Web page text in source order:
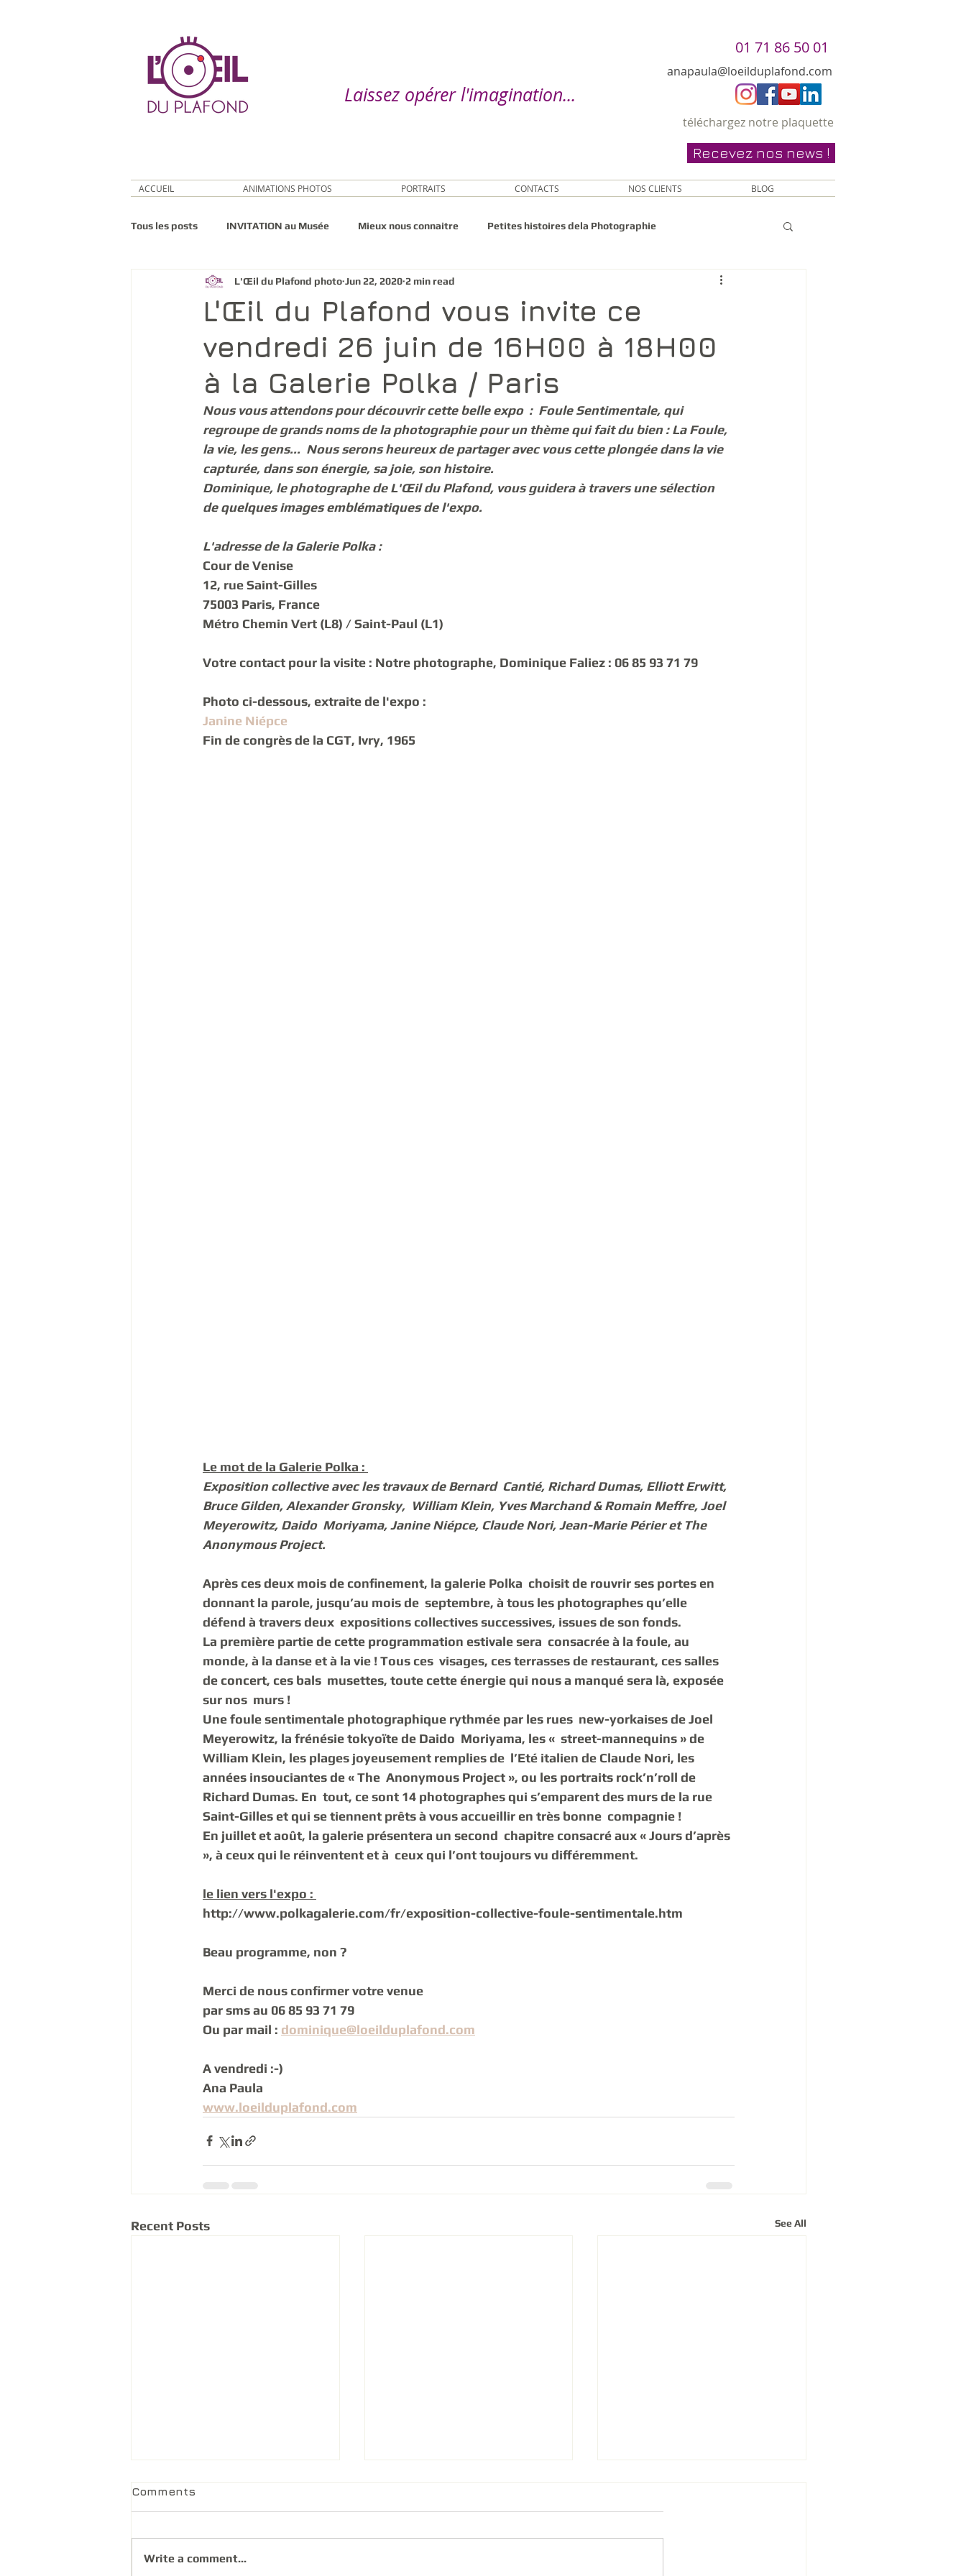
Laissez opérer l'imagination...
01 71 86 50 01
anapaula@loeilduplafond.com
téléchargez notre plaquette
Recevez nos news !
ACCUEIL ANIMATIONS PHOTOS PORTRAITS CONTACTS NOS CLIENTS BLOG
Tous les posts INVITATION au Musée Mieux nous connaitre Petites histoires dela Photographie
L'Œil du Plafond explore
L'Œil du Plafond vous invite ce
vendredi 26 juin de 16H00 à 18H00
à la Galerie Polka / Paris
L'Œil du Plafond photo Jun 22, 2020 2 min read
Nous vous attendons pour découvrir cette belle expo  : Foule Sentimentale, qui
regroupe de grands noms de la photographie pour un thème qui fait du bien : La Foule,
la vie, les gens...  Nous serons heureux de partager avec vous cette plongée dans la vie
capturée, dans son énergie, sa joie, son histoire.
Dominique, le photographe de L'Œil du Plafond, vous guidera à travers une sélection
de quelques images emblématiques de l'expo.
L'adresse de la Galerie Polka :
Cour de Venise
12, rue Saint-Gilles
75003 Paris, France
Métro Chemin Vert (L8) / Saint-Paul (L1)
Votre contact pour la visite : Notre photographe, Dominique Faliez : 06 85 93 71 79
Photo ci-dessous, extraite de l'expo :
Janine Niépce
Fin de congrès de la CGT, Ivry, 1965
Le mot de la Galerie Polka :
Exposition collective avec les travaux de Bernard  Cantié, Richard Dumas, Elliott Erwitt,
Bruce Gilden, Alexander Gronsky,  William Klein, Yves Marchand & Romain Meffre, Joel
Meyerowitz, Daido  Moriyama, Janine Niépce, Claude Nori, Jean-Marie Périer et The
Anonymous Project.
Après ces deux mois de confinement, la galerie Polka  choisit de rouvrir ses portes en
donnant la parole, jusqu’au mois de  septembre, à tous les photographes qu’elle
défend à travers deux  expositions collectives successives, issues de son fonds.
La première partie de cette programmation estivale sera  consacrée à la foule, au
monde, à la danse et à la vie ! Tous ces  visages, ces terrasses de restaurant, ces salles
de concert, ces bals  musettes, toute cette énergie qui nous a manqué sera là, exposée
sur nos  murs !
Une foule sentimentale photographique rythmée par les rues  new-yorkaises de Joel
Meyerowitz, la frénésie tokyoïte de Daido  Moriyama, les «  street-mannequins » de
William Klein, les plages joyeusement remplies de  l’Eté italien de Claude Nori, les
années insouciantes de « The  Anonymous Project », ou les portraits rock’n’roll de
Richard Dumas. En  tout, ce sont 14 photographes qui s’emparent des murs de la rue
Saint-Gilles et qui se tiennent prêts à vous accueillir en très bonne  compagnie !
En juillet et août, la galerie présentera un second  chapitre consacré aux « Jours d’après
», à ceux qui le réinventent et à  ceux qui l’ont toujours vu différemment.
le lien vers l'expo :
http://www.polkagalerie.com/fr/exposition-collective-foule-sentimentale.htm
Beau programme, non ?
Merci de nous confirmer votre venue
par sms au 06 85 93 71 79
Ou par mail : dominique@loeilduplafond.com
A vendredi :-)
Ana Paula
www.loeilduplafond.com
Recent Posts See All
Comments
Write a comment...